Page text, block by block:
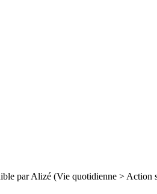
par Alizé (Vie quotidienne >